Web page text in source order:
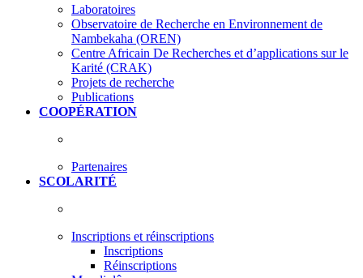
Laboratoires
Observatoire de Recherche en Environnement de
Nambekaha (OREN)
Centre Africain De Recherches et d’applications sur le
Karité (CRAK)
Projets de recherche
Publications
COOPÉRATION
Partenaires
SCOLARITÉ
Inscriptions et réinscriptions
Inscriptions
Réinscriptions